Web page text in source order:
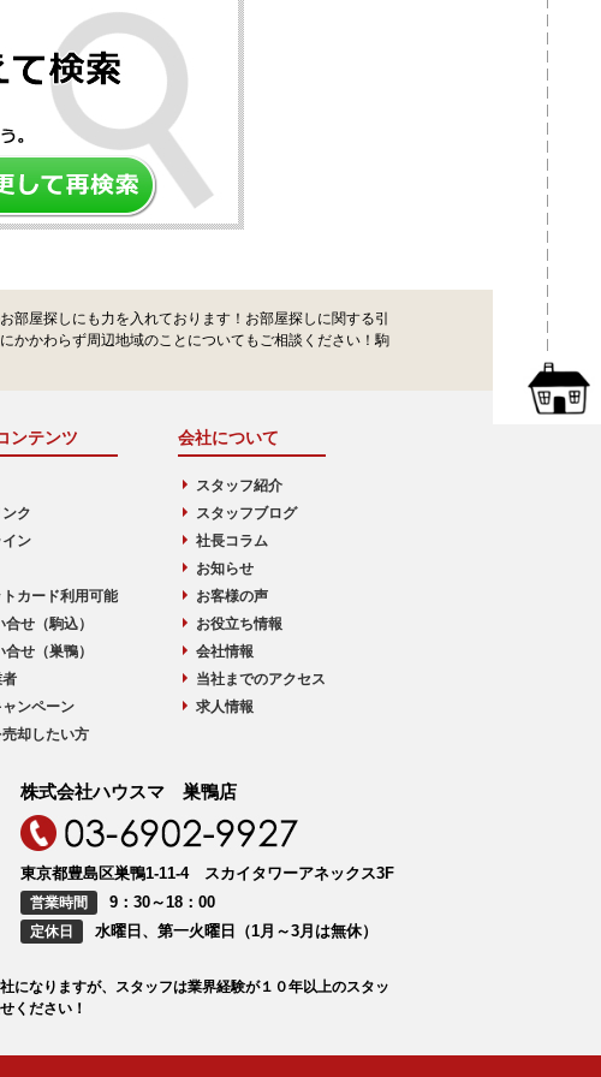
屋探しにも力を入れております！お部屋探しに関する引
かかわらず周辺地域のことについてもご相談ください！駒
ンテンツ
ク
ン
カード利用可能
合せ（駒込）
合せ（巣鴨）
者
ンペーン
却したい方
会社について
スタッフ紹介
スタッフブログ
社長コラム
お知らせ
お客様の声
お役立ち情報
会社情報
当社までのアクセス
求人情報
株式会社ハウスマ 巣鴨店
東京都豊島区巣鴨1-11-4 スカイタワーアネックス3F
営業時間 9：30～18：00
定休日 水曜日、第一火曜日（1月～3月は無休）
になりますが、スタッフは業界経験が１０年以上のスタッ
ください！